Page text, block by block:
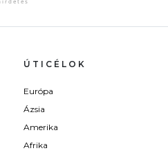
ÚTICÉLOK
Európa
Ázsia
Amerika
Afrika